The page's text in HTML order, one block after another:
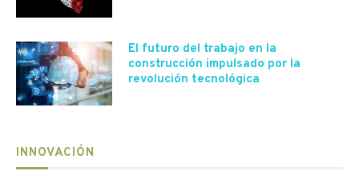
El futuro del trabajo en la
construcción impulsado por la
revolución tecnológica
INNOVACIÓN